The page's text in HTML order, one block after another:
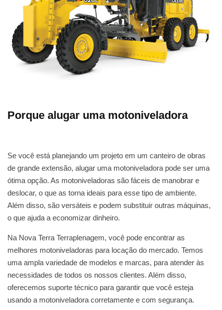
Porque alugar uma motoniveladora
Se você está planejando um projeto em um canteiro de obras
de grande extensão, alugar uma motoniveladora pode ser uma
ótima opção. As motoniveladoras são fáceis de manobrar e
deslocar, o que as torna ideais para esse tipo de ambiente.
Além disso, são versáteis e podem substituir outras máquinas,
o que ajuda a economizar dinheiro.
Na Nova Terra Terraplenagem, você pode encontrar as
melhores motoniveladoras para locação do mercado. Temos
uma ampla variedade de modelos e marcas, para atender às
necessidades de todos os nossos clientes. Além disso,
oferecemos suporte técnico para garantir que você esteja
usando a motoniveladora corretamente e com segurança.